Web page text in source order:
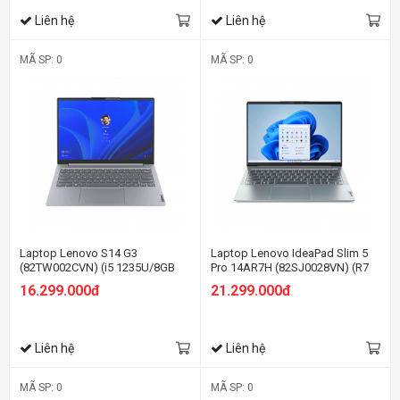
Liên hệ Liên hệ
MÃ SP: 0
Laptop Lenovo S14 G3
(82TW002CVN) (i5 1235U/8GB
RAM/512GB SSD/14
FHD/Win11/Xám)
16.299.000đ
Liên hệ
MÃ SP: 0
Laptop Lenovo IdeaPad Slim 5
Pro 14AR7H (82SJ0028VN) (R7
6800HS/16GB RAM/512GB
SSD/14 2.8K/Win11/Xám)
21.299.000đ
Liên hệ
MÃ SP: 0 MÃ SP: 0